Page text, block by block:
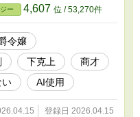
ー 4,607 位 / 53,270件
令嬢
下克上
商才
い AI使用
登録日 2026.04.15